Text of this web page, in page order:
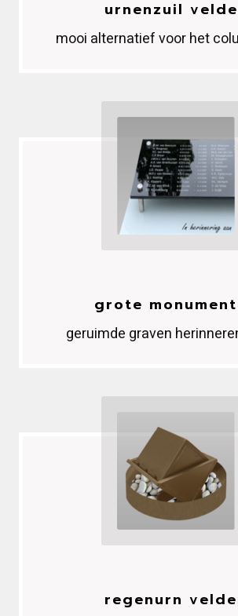
urnenzuil
mooi alternatief voor het
grote
geruimde graven
regenurn